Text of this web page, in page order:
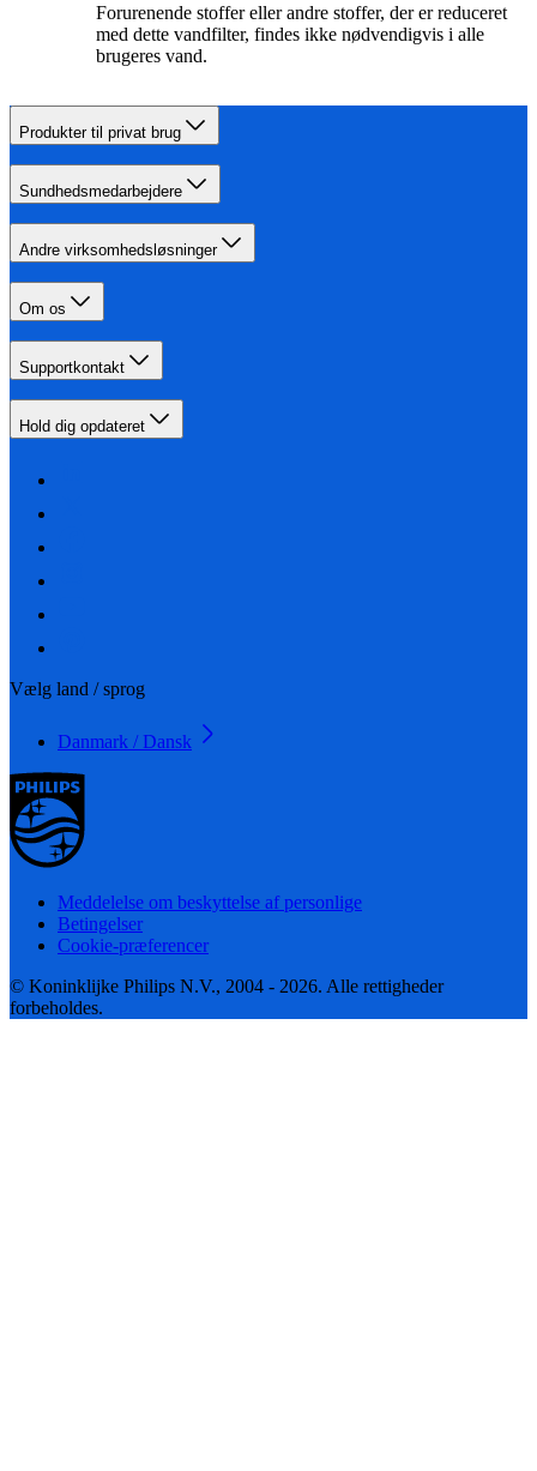
Forurenende stoffer eller andre stoffer, der er reduceret
med dette vandfilter, findes ikke nødvendigvis i alle
brugeres vand.
Produkter til privat brug
Sundhedsmedarbejdere
Andre virksomhedsløsninger
Om os
Supportkontakt
Hold dig opdateret
Vælg land / sprog
Danmark / Dansk
Meddelelse om beskyttelse af personlige
Betingelser
Cookie-præferencer
© Koninklijke Philips N.V., 2004 - 2026. Alle rettigheder
forbeholdes.